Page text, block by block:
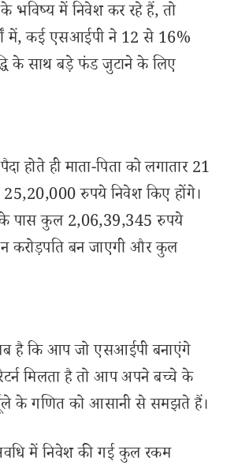
भविष्य में निवेश कर रहे हैं, तो
में, कई एसआईपी ने 12 से 16%
के साथ बड़े फंड जुटाने के लिए
ही माता-पिता को लगातार 21
रुपये निवेश किए होंगे।
पास कुल 2,06,39,345 रुपये
करोड़पति बन जाएगी और कुल
है कि आप जो एसआईपी बनाएंगे
मिलता है तो आप अपने बच्चे के
के गणित को आसानी से समझते हैं।
में निवेश की गई कुल रकम